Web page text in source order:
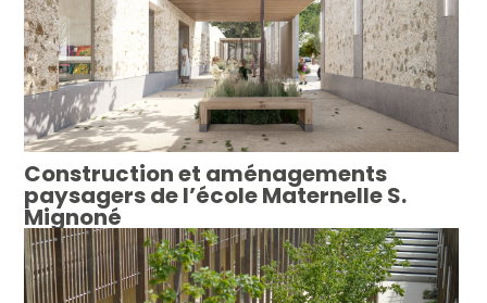
Construction et aménagements
paysagers de l’école Maternelle S.
Mignoné